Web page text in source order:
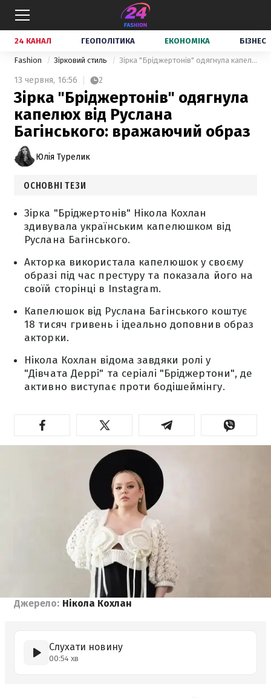
24 КАНАЛ ГЕОПОЛІТИКА ЕКОНОМІКА БІЗНЕС
Fashion Зірковий стиль Зірка "Бріджертонів" одягнула капелюх від Руслана Багінського: вражаючий образ
13 червня, 16:56 2
Зірка "Бріджертонів" одягнула
капелюх від Руслана
Багінського: вражаючий образ
Юлія Турелик
ОСНОВНІ ТЕЗИ
Зірка "Бріджертонів" Нікола Кохлан
здивувала українським капелюшком від
Руслана Багінського.
Акторка використала капелюшок у своєму
образі під час престуру та показала його на
своїй сторінці в Instagram.
Капелюшок від Руслана Багінського коштує
18 тисяч гривень і ідеально доповнив образ
акторки.
Нікола Кохлан відома завдяки ролі у
"Дівчата Деррі" та серіалі "Бріджертони", де
активно виступає проти бодішеймінгу.
Джерело: Нікола Кохлан
Слухати новину
00:54 хв